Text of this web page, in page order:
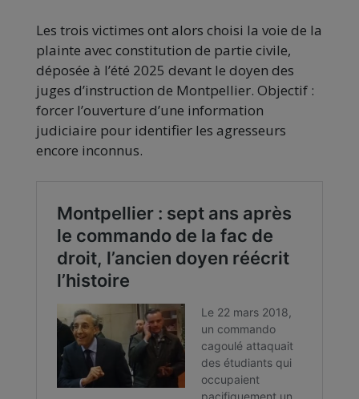
Les trois victimes ont alors choisi la voie de la
plainte avec constitution de partie civile,
déposée à l’été 2025 devant le doyen des
juges d’instruction de Montpellier. Objectif :
forcer l’ouverture d’une information
judiciaire pour identifier les agresseurs
encore inconnus.